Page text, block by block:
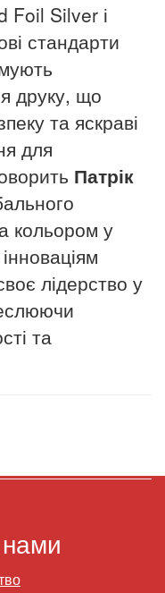
Foil Silver і
стандарти
друку, що
та яскраві
для
Патрік
кольором у
лідерство у
та